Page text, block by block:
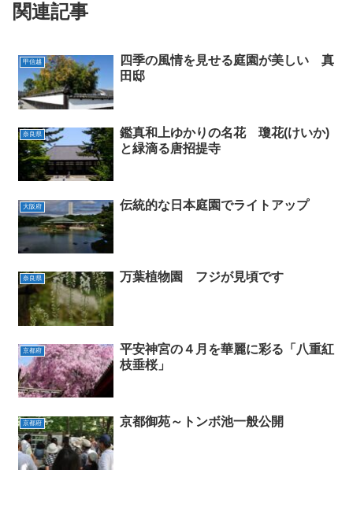
関連記事
甲信越
四季の風情を見せる庭園が美しい 真
田邸
奈良県
鑑真和上ゆかりの名花 瓊花(けいか)
と緑滴る唐招提寺
大阪府 伝統的な日本庭園でライトアップ
奈良県 万葉植物園 フジが見頃です
京都府
平安神宮の４月を華麗に彩る「八重紅
枝垂桜」
京都府 京都御苑～トンボ池一般公開